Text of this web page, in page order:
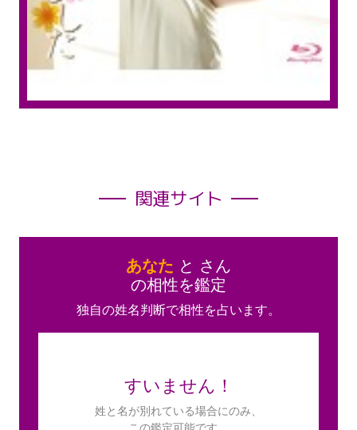
関連サイト
あなた と さん
の相性を鑑定
独自の姓名判断で相性を占います。
すいません！
姓と名が別れている場合にのみ、